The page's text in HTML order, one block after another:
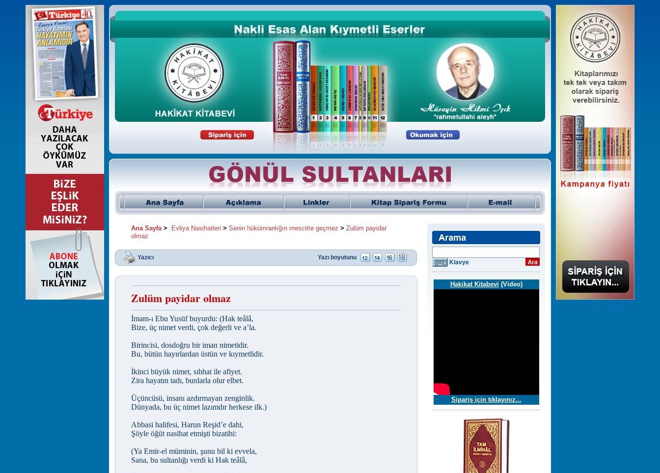
Ana Sayfa> Evliya Nasihatleri > Senin hükümranlığın mescitte geçmez > Zulüm payidar
olmaz
Yazıcı Yazı boyutunu
Zulüm payidar olmaz
İmam-ı Ebu Yusüf buyurdu: (Hak teâlâ,
Bize, üç nimet verdi, çok değerli ve a’la.
Birincisi, dosdoğru bir iman nimetidir.
Bu, bütün hayırlardan üstün ve kıymetlidir.
İkinci büyük nimet, sıhhat ile afiyet.
Zira hayatın tadı, bunlarla olur elbet.
Üçüncüsü, insanı azdırmayan zenginlik.
Dünyada, bu üç nimet lazımdır herkese ilk.)
Abbasi halifesi, Harun Reşid’e dahi,
Şöyle öğüt nasihat etmişti bizatihi:
(Ya Emir-el müminin, şunu bil ki evvela,
Sana, bu sultanlığı verdi ki Hak teâlâ,
Klavye
Hakikat Kitabevi (Video)
Sipariş için tıklayınız...